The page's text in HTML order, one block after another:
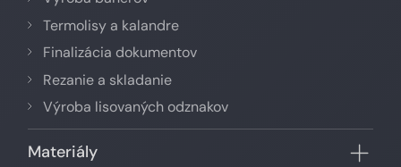
Termolisy a kalandre
Finalizácia dokumentov
Rezanie a skladanie
Výroba lisovaných odznakov
Materiály